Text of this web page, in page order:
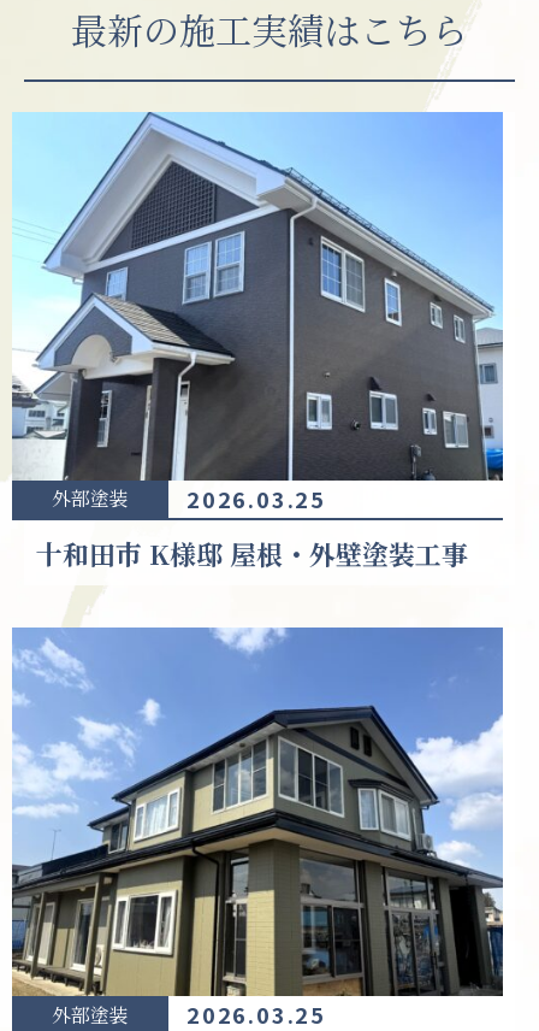
最新の施工実績はこちら
外部塗装 2026.03.25
十和田市 K様邸 屋根・外壁塗装工事
外部塗装 2026.03.25